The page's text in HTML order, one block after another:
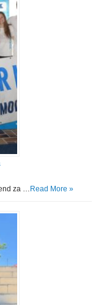
za … Read More »